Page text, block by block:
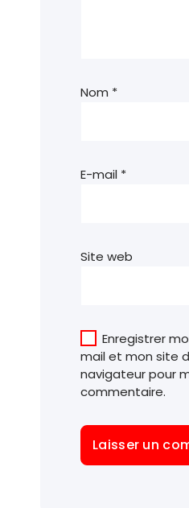
Nom *
E-mail *
Site web
Enregistrer
mail et mon site
navigateur pour
commentaire.